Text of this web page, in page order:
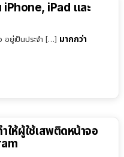
iPhone, iPad และ
อยู่เป็นประจำ […] มากกว่า
ให้ผู้ใช้เสพติดหน้าจอ